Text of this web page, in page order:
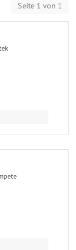
Seite 1 von 1